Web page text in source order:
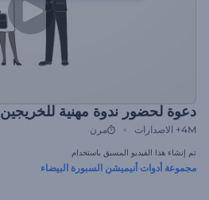
دعوة لحضور ندوة مهنية للخريجين
4M+ الاصدارات مرن
تم إنشاء هذا الفيديو المسبق باستخدام
مجموعة أدوات أنيميشن السبورة البيضاء